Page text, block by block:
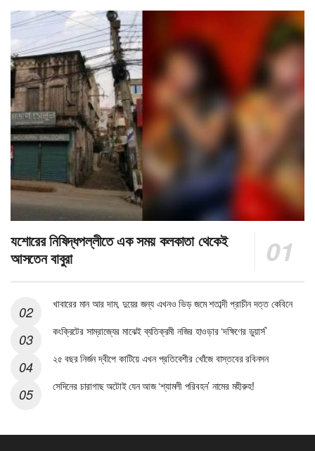
যশোরের নিষিদ্ধপল্লীতে এক সময় কলকাতা থেকেই
আসতেন বাবুরা
খাবারের মান আর দাম, দুয়ের জন্য এখনও ভিড় জমে শতাব্দী প্রাচীন দত্ত কেবিনে
কংক্রিটের সাম্রাজ্যের মাঝেই ব্যতিক্রমী নজির হাওড়ার ‘দক্ষিণের ডুয়ার্স’
২৫ বছর নির্জন দ্বীপে কাটিয়ে এখন প্রতিবেশীর খোঁজে বাস্তবের রবিনসন
সেদিনের চারাগাছ অটোই যেন আজ ‘শ্যামলী পরিবহন’ নামের মহীরুহ!